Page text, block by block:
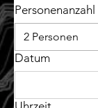
Personenanzahl
2 Personen
Datum